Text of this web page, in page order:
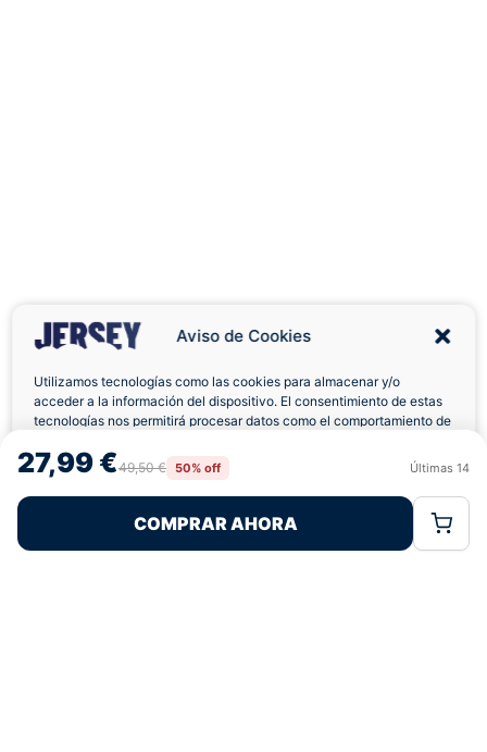
Aviso de Cookies
Utilizamos tecnologías como las cookies para almacenar y/o
acceder a la información del dispositivo. El consentimiento de estas
tecnologías nos permitirá procesar datos como el comportamiento de
retirar el consentimiento, puede afectar negativamente a ciertas
características y funciones.
Rechazar
Política de CookiesPolítica de Privacidad
27,99 €49,50 € 50% off Últimas 14
COMPRAR AHORA
Envíos a Domicilio Devolución 7 Días
Ofertas Sin Límites